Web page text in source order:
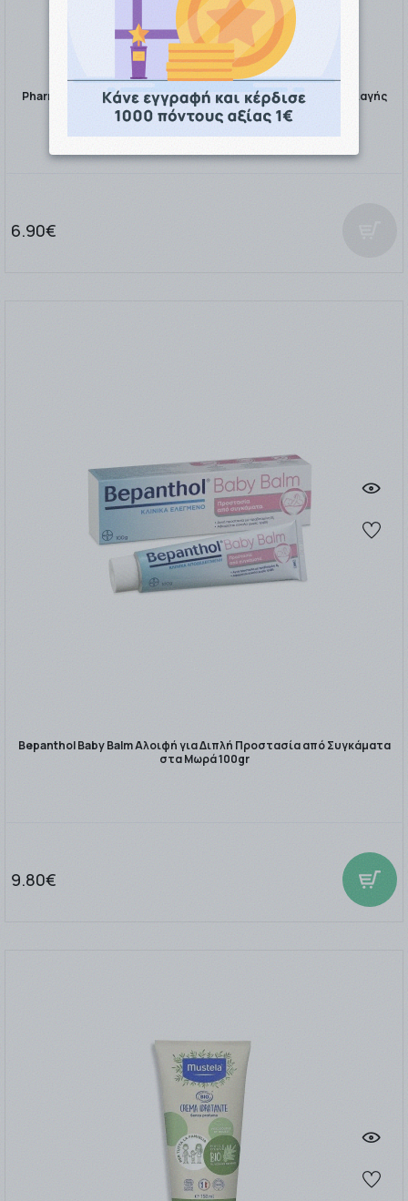
Pharmasept Baby Extra Calm Cream Υποαλλεργική Κρέμα Αλλαγής
Πάνας 150ml
6.90€
Bepanthol Baby Balm Αλοιφή για Διπλή Προστασία από Συγκάματα
στα Μωρά 100gr
9.80€